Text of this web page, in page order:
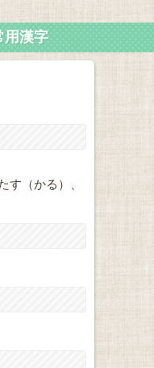
用漢字
す（かる）、